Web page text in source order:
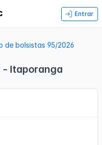
Entrar
de bolsistas 95/2026
- Itaporanga